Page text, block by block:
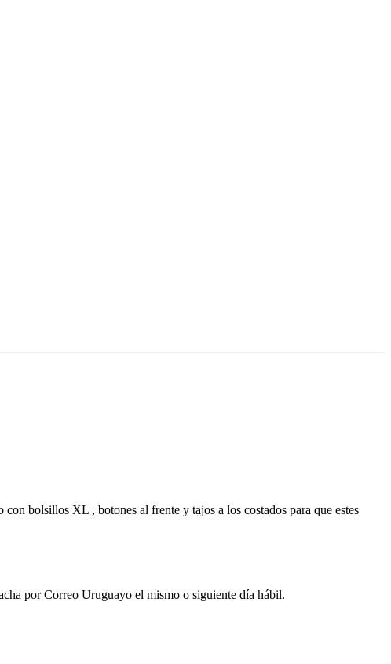
bolsillos XL , botones al frente y tajos a los costados para que estes
por Correo Uruguayo el mismo o siguiente día hábil.